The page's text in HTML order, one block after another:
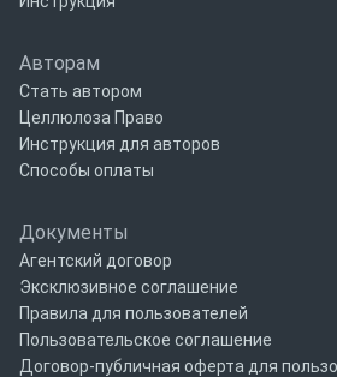
Авторам
Стать автором
Целлюлоза Право
Инструкция для авторов
Способы оплаты
Документы
Агентский договор
Эксклюзивное соглашение
Правила для пользователей
Пользовательское соглашение
Договор-публичная оферта для